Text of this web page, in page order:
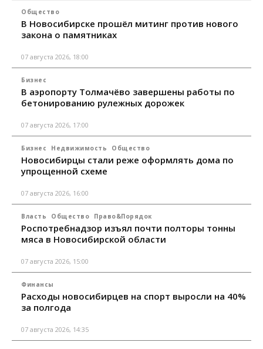
Общество
В Новосибирске прошёл митинг против нового
закона о памятниках
07 августа 2026, 18:00
Бизнес
В аэропорту Толмачёво завершены работы по
бетонированию рулежных дорожек
07 августа 2026, 17:00
Бизнес Недвижимость Общество
Новосибирцы стали реже оформлять дома по
упрощенной схеме
07 августа 2026, 16:00
Власть Общество Право&Порядок
Роспотребнадзор изъял почти полторы тонны
мяса в Новосибирской области
07 августа 2026, 15:00
Финансы
Расходы новосибирцев на спорт выросли на 40%
за полгода
07 августа 2026, 14:35